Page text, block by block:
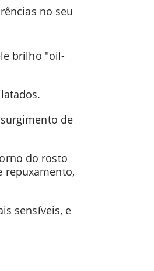
no seu
brilho "oil-
de
do rosto
repuxamento,
sensíveis, e